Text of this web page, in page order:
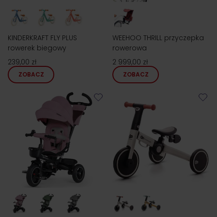
KINDERKRAFT FLY PLUS
rowerek biegowy
239,00 zł
ZOBACZ
WEEHOO THRILL przyczepka
rowerowa
2 999,00 zł
ZOBACZ